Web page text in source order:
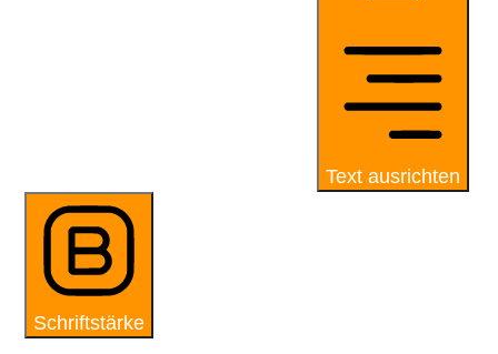
Text ausrichten
Schriftstärke